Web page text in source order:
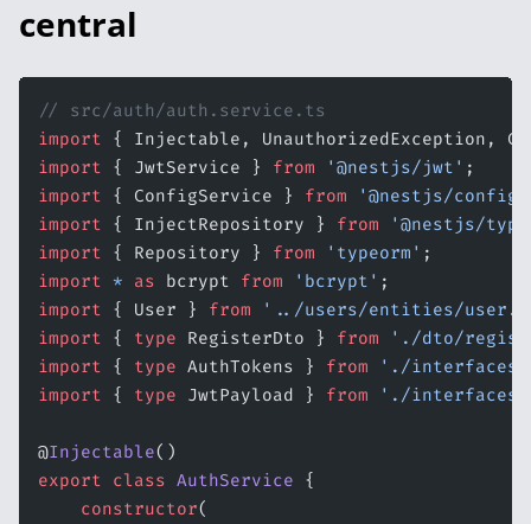
central
// src/auth/auth.service.ts
import { Injectable, UnauthorizedException,
import { JwtService } from '@nestjs/jwt' ;
import { ConfigService } from '@nestjs/config'
import { InjectRepository } from '@nestjs/
import { Repository } from 'typeorm' ;
import * as bcrypt from 'bcrypt' ;
import { User } from '../users/entities/
import { type RegisterDto } from './dto/
import { type AuthTokens } from './interfaces/
import { type JwtPayload } from './interfaces/
@Injectable()
export class AuthService {
    constructor
(